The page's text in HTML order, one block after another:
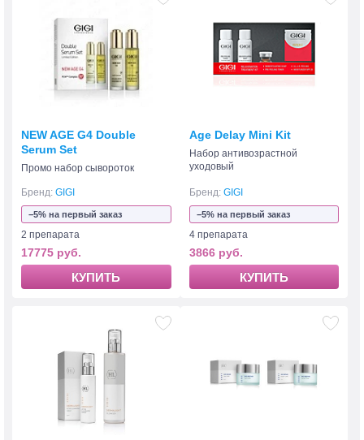
NEW AGE G4 Double
Serum Set
Промо набор сывороток
Бренд: GIGI
−5% на первый заказ
2 препарата
17775 руб.
КУПИТЬ
Age Delay Mini Kit
Набор антивозрастной
уходовый
Бренд: GIGI
−5% на первый заказ
4 препарата
3866 руб.
КУПИТЬ